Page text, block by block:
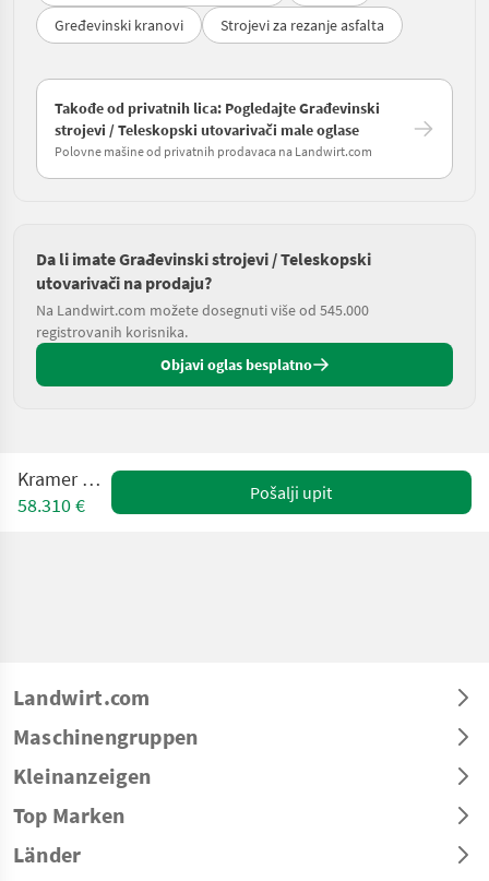
Gređevinski kranovi
Strojevi za rezanje asfalta
Takođe od privatnih lica: Pogledajte Građevinski
strojevi / Teleskopski utovarivači male oglase
Polovne mašine od privatnih prodavaca na Landwirt.com
Da li imate Građevinski strojevi / Teleskopski
utovarivači na prodaju?
Na Landwirt.com možete dosegnuti više od 545.000
registrovanih korisnika.
Objavi oglas besplatno
Kramer KT 507
58.310 €
Pošalji upit
Landwirt.com
Maschinengruppen
Kleinanzeigen
Top Marken
Länder